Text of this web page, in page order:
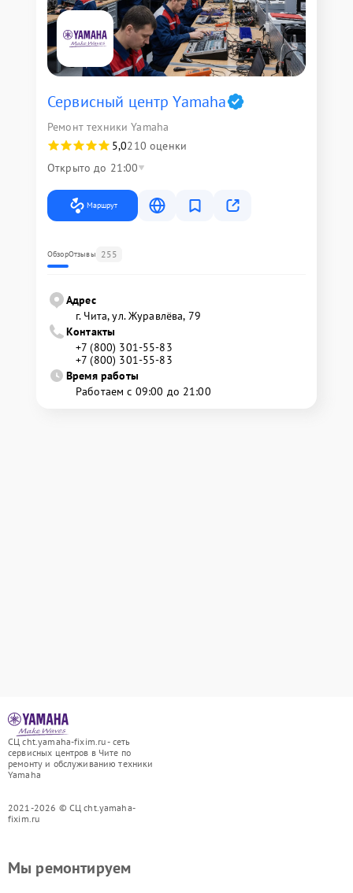
Сервисный центр Yamaha
Ремонт техники Yamaha
5,0210 оценки
Открыто до 21:00
Маршрут
ОбзорОтзывы 255
Адрес
г. Чита, ул. Журавлёва, 79
Контакты
+7 (800) 301-55-83
+7 (800) 301-55-83
Время работы
Работаем с 09:00 до 21:00
СЦ cht.yamaha-fixim.ru - сеть
сервисных центров в Чите по
ремонту и обслуживанию техники
Yamaha
2021-2026 © СЦ cht.yamaha-
fixim.ru
Мы ремонтируем